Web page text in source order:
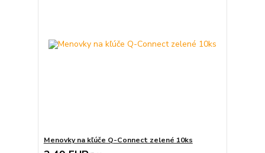
Menovky na kľúče Q-Connect zelené 10ks